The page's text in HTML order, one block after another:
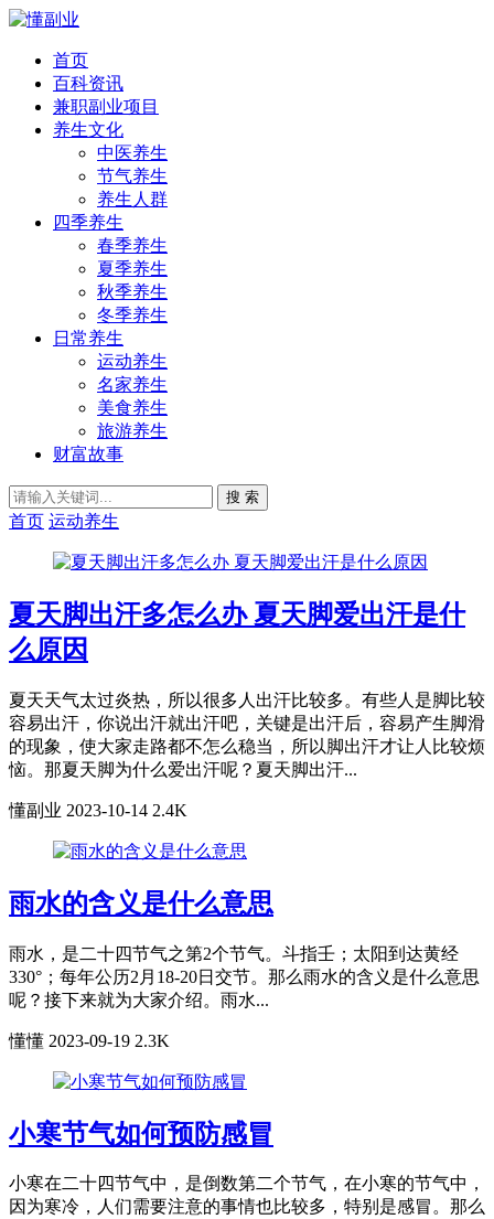
首页
百科资讯
兼职副业项目
养生文化
中医养生
节气养生
养生人群
四季养生
春季养生
夏季养生
秋季养生
冬季养生
日常养生
运动养生
名家养生
美食养生
旅游养生
财富故事
搜 索
首页 运动养生
夏天脚出汗多怎么办 夏天脚爱出汗是什
么原因
夏天天气太过炎热，所以很多人出汗比较多。有些人是脚比较
容易出汗，你说出汗就出汗吧，关键是出汗后，容易产生脚滑
的现象，使大家走路都不怎么稳当，所以脚出汗才让人比较烦
恼。那夏天脚为什么爱出汗呢？夏天脚出汗...
懂副业 2023-10-14 2.4K
雨水的含义是什么意思
雨水，是二十四节气之第2个节气。斗指壬；太阳到达黄经
330°；每年公历2月18-20日交节。那么雨水的含义是什么意思
呢？接下来就为大家介绍。雨水...
懂懂 2023-09-19 2.3K
小寒节气如何预防感冒
小寒在二十四节气中，是倒数第二个节气，在小寒的节气中，
因为寒冷，人们需要注意的事情也比较多，特别是感冒。那么